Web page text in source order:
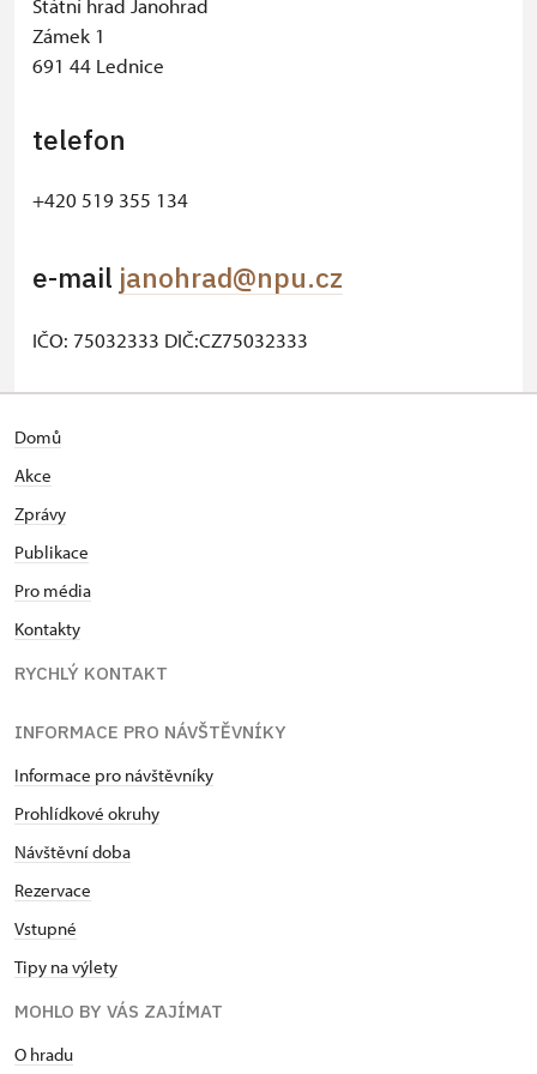
Státní hrad Janohrad
Zámek 1
691 44 Lednice
telefon
+420 519 355 134
e-mail janohrad@npu.cz
IČO: 75032333 DIČ:CZ75032333
Domů
Akce
Zprávy
Publikace
Pro média
Kontakty
RYCHLÝ KONTAKT
INFORMACE PRO NÁVŠTĚVNÍKY
Informace pro návštěvníky
Prohlídkové okruhy
Návštěvní doba
Rezervace
Vstupné
Tipy na výlety
MOHLO BY VÁS ZAJÍMAT
O hradu